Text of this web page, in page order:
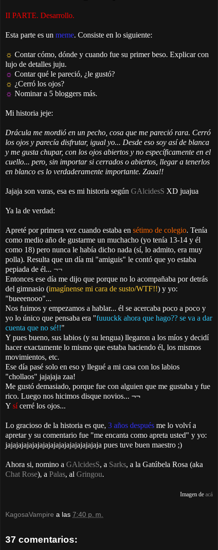
II PARTE. Desarrollo.
Esta parte es un meme. Consiste en lo siguiente:
☼ Contar cómo, dónde y cuando fue su primer beso. Explicar con
lujo de detalles juju.
☼ Contar qué le pareció, ¿le gustó?
☼ ¿Cerró los ojos?
☼ Nominar a 5 bloggers más.
Mi historia jeje:
Drácula me mordió en un pecho, cosa que me pareció rara. Cerró
los ojos y parecía disfrutar, igual yo... Desde eso soy así de blanca
y me gusta chupar, con los ojos abiertos y no específicamente en el
cuello... pero, sin importar si cerrados o abiertos, llegar a tenerlos
en blanco es lo verdaderamente importante. Zaaa!!
Jajaja son varas, esa es mi historia según GAlcidesS XD juajua
Ya la de verdad:
Apreté por primera vez cuando estaba en sétimo de colegio. Tenía
como medio año de gustarme un muchacho (yo tenía 13-14 y él
como 18) pero nunca le había dicho nada (sí, lo admito, era muy
polla). Resulta que un día mi "amiguis" le contó que yo estaba
pepiada de él... ¬¬
Entonces ese día me dijo que porque no lo acompañaba por detrás
del gimnasio (imagínense mi cara de susto/WTF!!) y yo:
"bueeenooo"...
Nos fuimos y empezamos a hablar... él se acercaba poco a poco y
yo lo único que pensaba era "fuuuckk ahora que hago?? se va a dar
cuenta que no sé!!"
Y pues bueno, sus labios (y su lengua) llegaron a los míos y decidí
hacer exactamente lo mismo que estaba haciendo él, los mismos
movimientos, etc.
Ese día pasé solo en eso y llegué a mi casa con los labios
"chollaos" jajajaja zaa!
Me gustó demasiado, porque fue con alguien que me gustaba y fue
rico. Luego nos hicimos disque novios... ¬¬
Y sícerré los ojos...
Lo gracioso de la historia es que, 3 años después me lo volví a
apretar y su comentario fue "me encanta como apreta usted" y yo:
jajajajajajajajajajajajajajajajajaja pues tuve buen maestro ;)
Ahora si, nomino a GAlcidesS, a Sarks, a la Gatúbela Rosa (aka
Chat Rose), a Palas, al Gringou.
Imagen de acá
KagosaVampire a las 7:40 p. m.
37 comentarios: